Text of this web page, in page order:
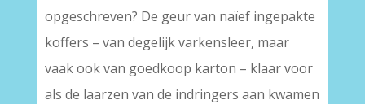
opgeschreven? De geur van naïef ingepakte
koffers – van degelijk varkensleer, maar
vaak ook van goedkoop karton – klaar voor
als de laarzen van de indringers aan kwamen